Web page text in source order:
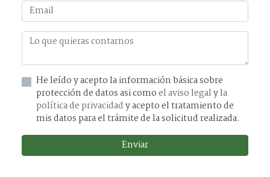
He leído y acepto la información básica sobre
protección de datos asi comoel aviso legalyla
política de privacidady acepto el tratamiento de
mis datos para el trámite de la solicitud realizada.
Enviar